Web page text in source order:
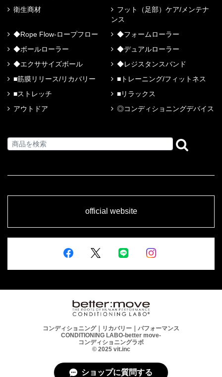
衛生商材
フット（足部）ケア/メンテナ
ンス
◆Rope Flow-ロープフロー
◆フォームローラー
◆ボールローラー
◆デュアルローラー
◆エクササイズボール
◆レジスタンスバンド
■筋膜リリース/リカバリー
■トレーニング/フィットネス
■ストレッチ
■リラックス
アウトドア
◎コンディショニングデバイス
official website
コンディショニング｜リカバリー｜パフォーマンス
CONDITIONING LABO-better move-
コンディショニングラボ
© 2025 vit.inc
ショップに質問する